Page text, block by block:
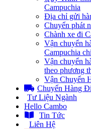
Campuchia
Địa chỉ gửi
Chuyển phát
Chành xe đi
Vận chuyển
Campuchia
Vận chuyển
theo phương
Vận Chuyển
Chuyển Hàng
Tư Liệu Ngành
Hello Cambo
Tin Tức
Liên Hệ